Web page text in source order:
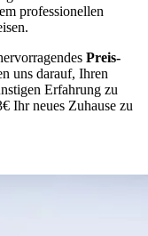
professionellen
Preis-
uns darauf, Ihren
Erfahrung zu
Ihr neues Zuhause zu